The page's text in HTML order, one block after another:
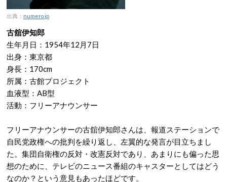
出典： numero.jp
古舘伊知郎
生年月日：1954年12月7日
出身：東京都
身長：170cm
所属：古館プロジェクト
血液型：AB型
活動：フリーアナウンサー
フリーアナウンサーの古舘伊知郎さんは、報道ステーションで
自民党政権への批判を繰り返し、左翼的な発言が目立ちまし
た。集団自衛権の反対・改憲反対であり、あまりにも偏った思
想のために、テレビのニュース番組のキャスターとしてはどう
なのか？という意見もあったほどです。